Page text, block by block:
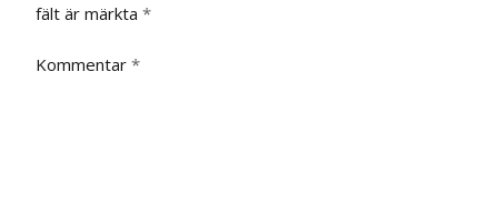
fält är märkta *
Kommentar *